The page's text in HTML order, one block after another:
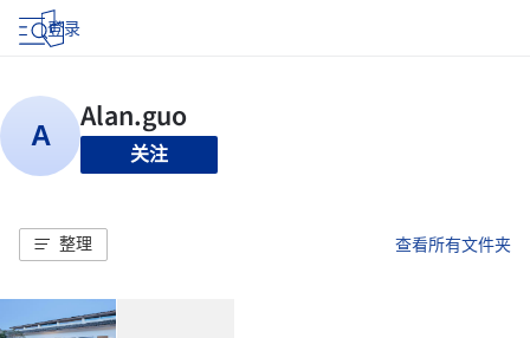
登录
关注
整理 查看所有文件夹